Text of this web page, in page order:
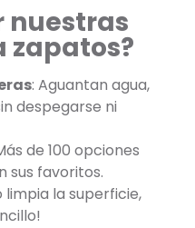
nuestras
zapatos?
: Aguantan agua,
despegarse ni
de 100 opciones
sus favoritos.
limpia la superficie,